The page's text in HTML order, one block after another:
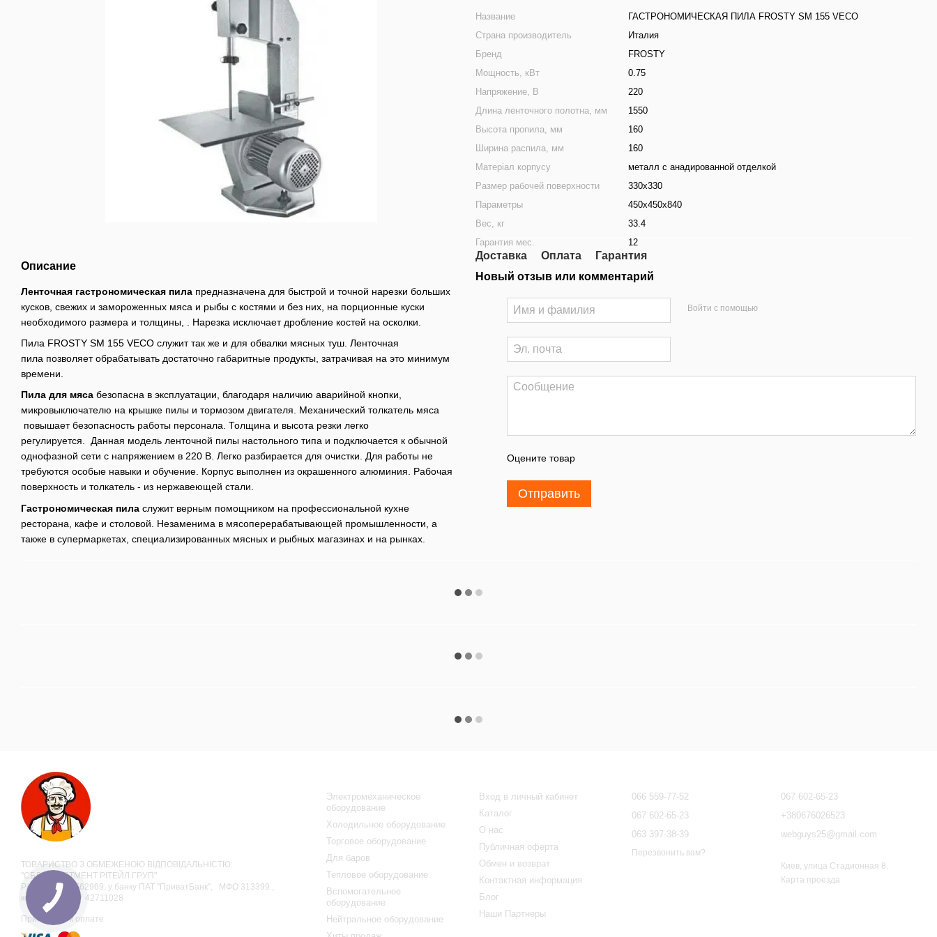
Описание
Ленточная гастрономическая пила предназначена для быстрой и точной нарезки больших
кусков, свежих и замороженных мяса и рыбы с костями и без них, на порционные куски
необходимого размера и толщины, . Нарезка исключает дробление костей на осколки.
Пила FROSTY SM 155 VECO служит так же и для обвалки мясных туш. Ленточная
пила позволяет обрабатывать достаточно габаритные продукты, затрачивая на это минимум
времени.
Пила для мяса безопасна в эксплуатации, благодаря наличию аварийной кнопки,
микровыключателю на крышке пилы и тормозом двигателя. Механический толкатель мяса
повышает безопасность работы персонала. Толщина и высота резки легко
регулируется. Данная модель ленточной пилы настольного типа и подключается к обычной
однофазной сети с напряжением в 220 В. Легко разбирается для очистки. Для работы не
требуются особые навыки и обучение. Корпус выполнен из окрашенного алюминия. Рабочая
поверхность и толкатель - из нержавеющей стали.
Гастрономическая пила служит верным помощником на профессиональной кухне
ресторана, кафе и столовой. Незаменима в мясоперерабатывающей промышленности, а
также в супермаркетах, специализированных мясных и рыбных магазинах и на рынках.
Название
ГАСТРОНОМИЧЕСКАЯ ПИЛА FROSTY SM 155 VECO
Страна производитель
Италия
Бренд
FROSTY
Мощность, кВт
0.75
Напряжение, В
220
Длина ленточного полотна, мм
1550
Высота пропила, мм
160
Ширина распила, мм
160
Матеріал корпусу
металл с анадированной отделкой
Размер рабочей поверхности
330х330
Параметры
450х450х840
Вес, кг
33.4
Гарантия мес.
12
Доставка Оплата
Гарантия
Новый отзыв или комментарий
Войти с помощью
Оцените товар
Отправить
ТОВАРИСТВО З ОБМЕЖЕНОЮ ВІДПОВІДАЛЬНІСТЮ:
"СБЛ ІНВЕСТМЕНТ РІТЕЙЛ ГРУП"
Р/р 26006055762969, у банку ПАТ "ПриватБанк", МФО 313399.,
код за ЄДРПОУ 42711028
Принимаем к оплате
Электромеханическое
оборудование
Холодильное оборудование
Торговое оборудование
Для баров
Тепловое оборудование
Вспомогательное
оборудование
Нейтральное оборудование
Вход в личный кабинет
Каталог
О нас
Публичная оферта
Обмен и возврат
Контактная информация
Блог
Наши Партнеры
066 559-77-52
067 602-65-23
063 397-38-39
Перезвонить вам?
067 602-65-23
+380676026523
webguys25@gmail.com
Киев, улица Стадионная 8.
Карта проезда